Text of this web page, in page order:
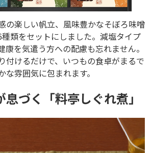
の楽しい帆立、風味豊かなそぼろ味噌
類をセットにしました。減塩タイプ
康を気遣う方への配慮も忘れません。
付けるだけで、いつもの食卓がまるで
雰囲気に包まれます。
づく「料亭しぐれ煮」